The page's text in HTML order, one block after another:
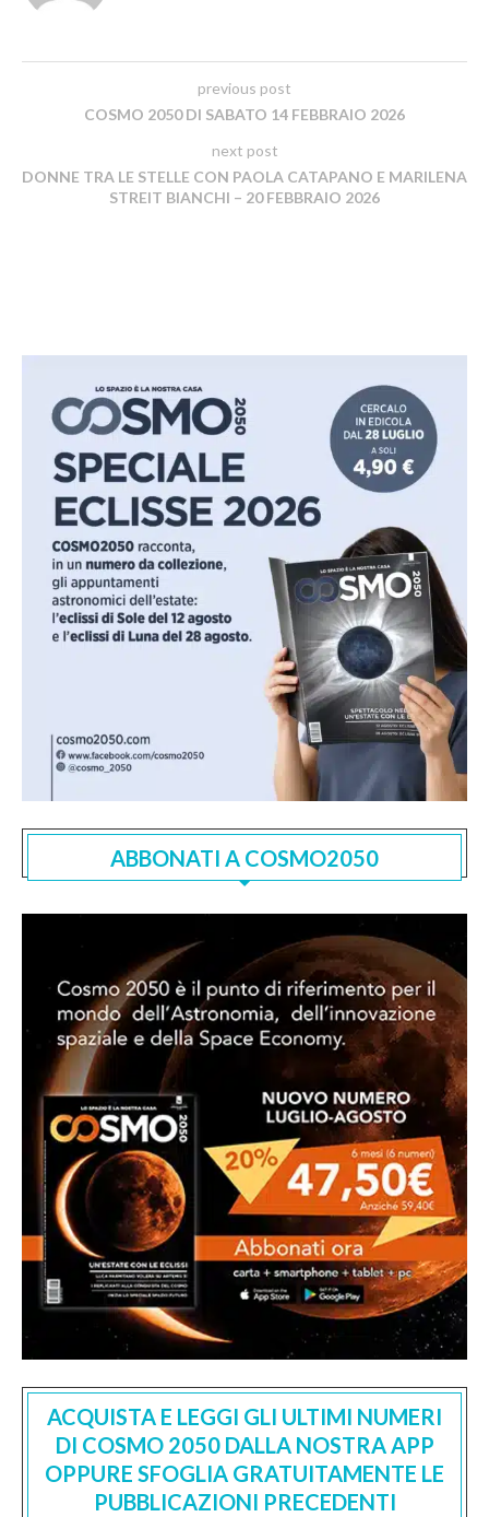
previous post
COSMO 2050 DI SABATO 14 FEBBRAIO 2026
next post
DONNE TRA LE STELLE CON PAOLA CATAPANO E MARILENA
STREIT BIANCHI – 20 FEBBRAIO 2026
ABBONATI A COSMO2050
ACQUISTA E LEGGI GLI ULTIMI NUMERI
DI COSMO 2050 DALLA NOSTRA APP
OPPURE SFOGLIA GRATUITAMENTE LE
PUBBLICAZIONI PRECEDENTI